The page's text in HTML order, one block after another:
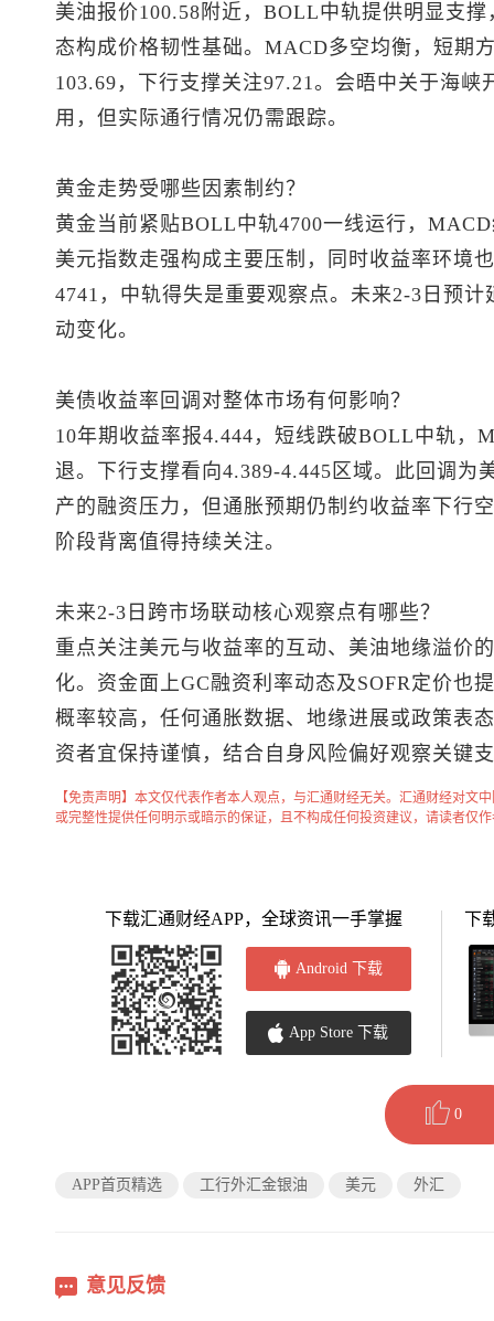
美油报价100.58附近，BOLL中轨提供明显支
态构成价格韧性基础。MACD多空均衡，短期
103.69，下行支撑关注97.21。会晤中关于海
用，但实际通行情况仍需跟踪。
黄金走势受哪些因素制约？
黄金当前紧贴BOLL中轨4700一线运行，
美元指数走强构成主要压制，同时收益率环境
4741，中轨得失是重要观察点。未来2-3日预
动变化。
美债收益率回调对整体市场有何影响？
10年期收益率报4.444，短线跌破BOLL中轨，
退。下行支撑看向4.389-4.445区域。此回调为
产的融资压力，但通胀预期仍制约收益率下行
阶段背离值得持续关注。
未来2-3日跨市场联动核心观察点有哪些？
重点关注美元与收益率的互动、美油地缘溢价
化。资金面上GC融资利率动态及SOFR定价也
概率较高，任何通胀数据、地缘进展或政策表
资者宜保持谨慎，结合自身风险偏好观察关键
【免责声明】本文仅代表作者本人观点，与汇通财经无关。汇通财经对文
或完整性提供任何明示或暗示的保证，且不构成任何投资建议，请读者仅
下载汇通财经APP，全球资讯一手掌握
Android 下载
App Store 下载
下
0
APP首页精选 工行外汇金银油 美元 外汇
意见反馈